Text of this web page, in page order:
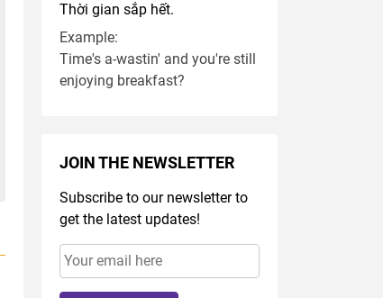
Thời gian sắp hết.
Example:
Time's a-wastin' and you're still
enjoying breakfast?
JOIN THE NEWSLETTER
Subscribe to our newsletter to
get the latest updates!